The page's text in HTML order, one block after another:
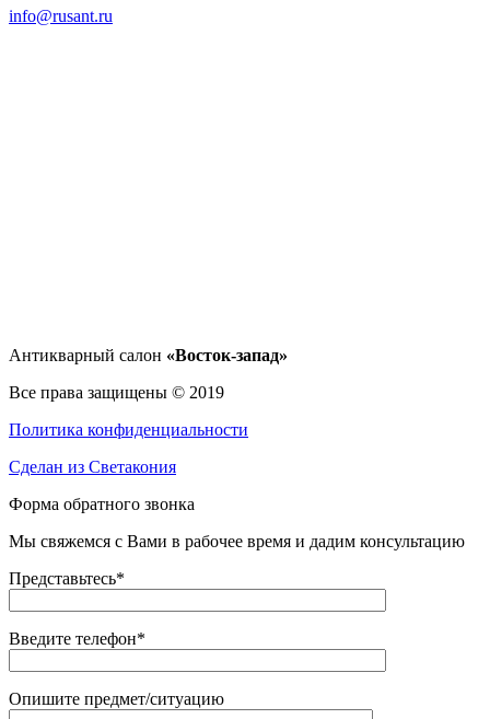
info@rusant.ru
Антикварный салон «Восток-запад»
Все права защищены © 2019
Политика конфиденциальности
Сделан из Светакония
Форма обратного звонка
Мы свяжемся с Вами в рабочее время и дадим консультацию
Представьтесь*
Введите телефон*
Опишите предмет/ситуацию